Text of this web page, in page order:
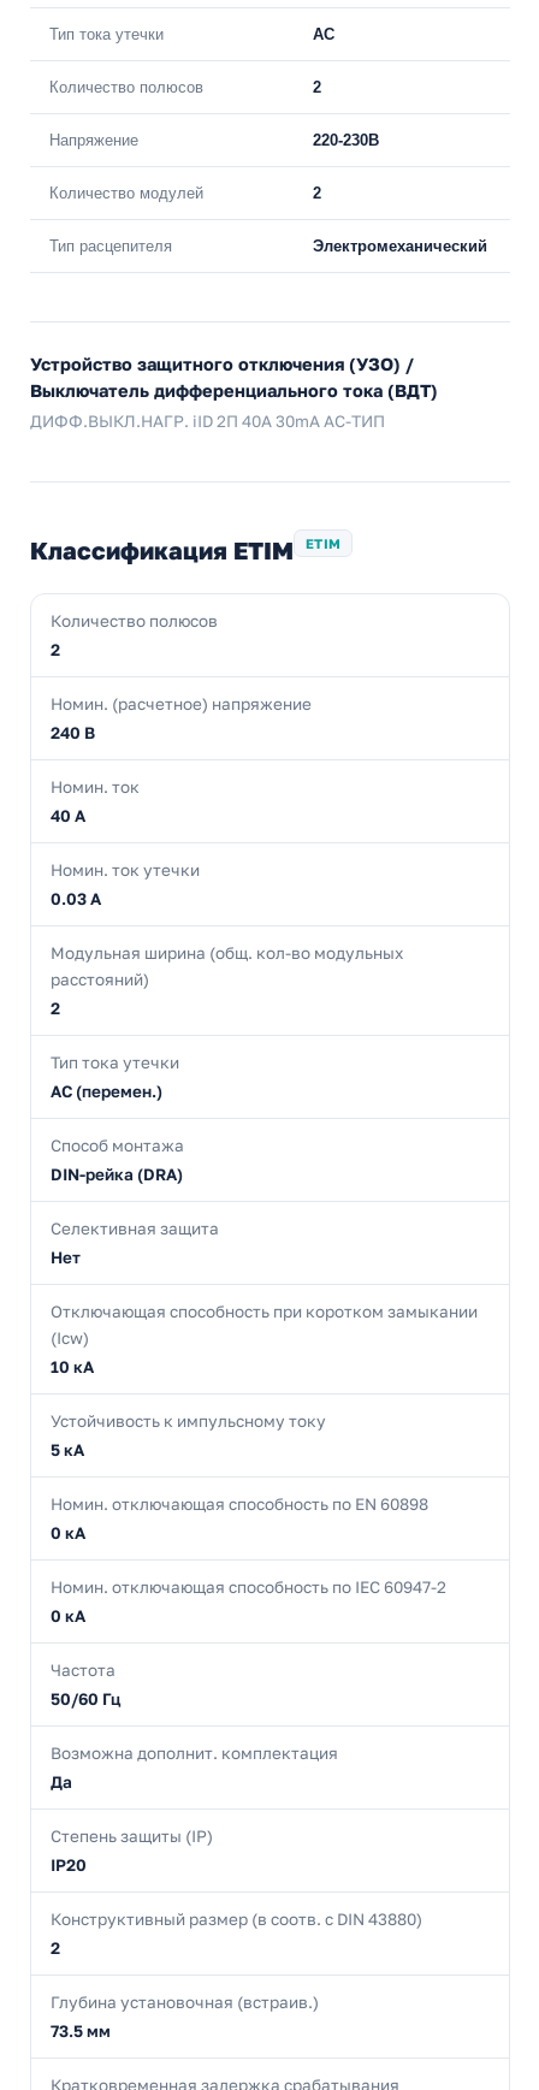
Тип тока утечки AC
Количество полюсов 2
Напряжение 220-230В
Количество модулей 2
Тип расцепителя Электромеханический
Устройство защитного отключения (УЗО) /
Выключатель дифференциального тока (ВДТ)
ДИФФ.ВЫКЛ.НАГР. iID 2П 40A 30mA AC-ТИП
Классификация ETIM ETIM
Количество полюсов
2
Номин. (расчетное) напряжение
240 В
Номин. ток
40 А
Номин. ток утечки
0.03 А
Модульная ширина (общ. кол-во модульных
расстояний)
2
Тип тока утечки
AC (перемен.)
Способ монтажа
DIN-рейка (DRA)
Селективная защита
Нет
Отключающая способность при коротком замыкании
(Icw)
10 кА
Устойчивость к импульсному току
5 кА
Номин. отключающая способность по EN 60898
0 кА
Номин. отключающая способность по IEC 60947-2
0 кА
Частота
50/60 Гц
Возможна дополнит. комплектация
Да
Степень защиты (IP)
IP20
Конструктивный размер (в соотв. с DIN 43880)
2
Глубина установочная (встраив.)
73.5 мм
Кратковременная задержка срабатывания